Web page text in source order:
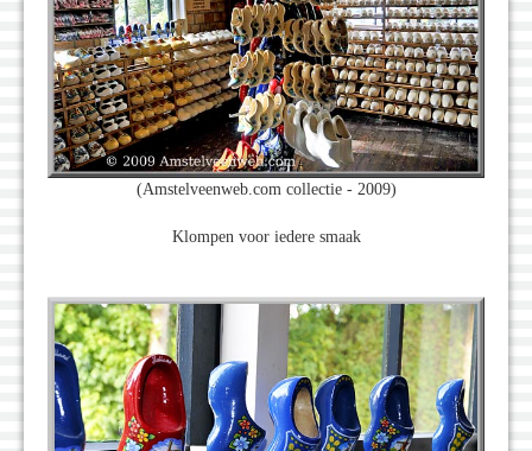
(Amstelveenweb.com collectie - 2009)
Klompen voor iedere smaak